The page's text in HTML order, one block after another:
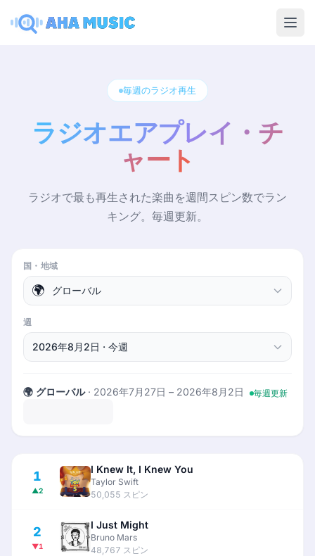
毎週のラジオ再生
ラジオエアプレイ・チ
ャート
ラジオで最も再生された楽曲を週間スピン数でラン
キング。毎週更新。
国・地域
🌍
週
🌍 グローバル· 2026年7月27日 – 2026年8月2日 毎週更新
1
▲2
I Knew It, I Knew You
Taylor Swift
50,055 スピン
2
▼1
I Just Might
Bruno Mars
48,767 スピン